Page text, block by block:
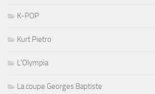
K-POP
Kurt Pietro
L'Olympia
La coupe Georges Baptiste